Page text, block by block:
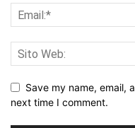
Save my name, email,
next time I comment.